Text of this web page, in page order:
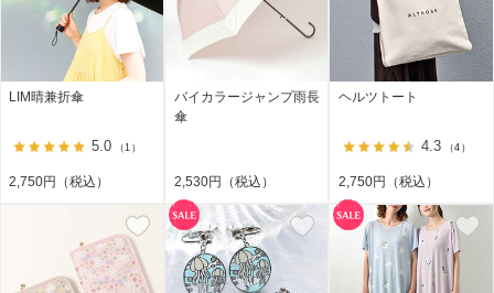
LIM晴兼折傘
5.0 （1）
2,750円（税込）
バイカラージャンプ雨長
傘
2,530円（税込）
ヘルツトート
4.3 （4）
2,750円（税込）